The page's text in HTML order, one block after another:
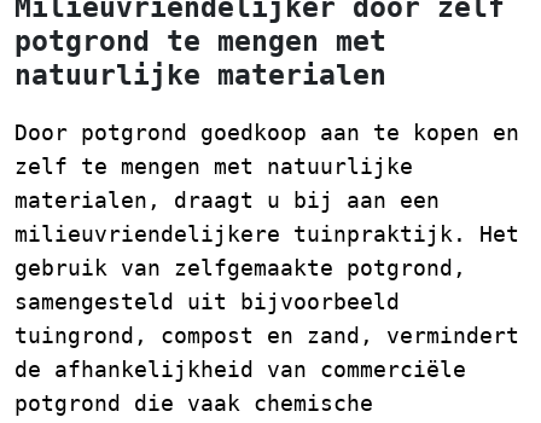
Milieuvriendelijker door zelf
potgrond te mengen met
natuurlijke materialen
Door potgrond goedkoop aan te kopen en
zelf te mengen met natuurlijke
materialen, draagt u bij aan een
milieuvriendelijkere tuinpraktijk. Het
gebruik van zelfgemaakte potgrond,
samengesteld uit bijvoorbeeld
tuingrond, compost en zand, vermindert
de afhankelijkheid van commerciële
potgrond die vaak chemische